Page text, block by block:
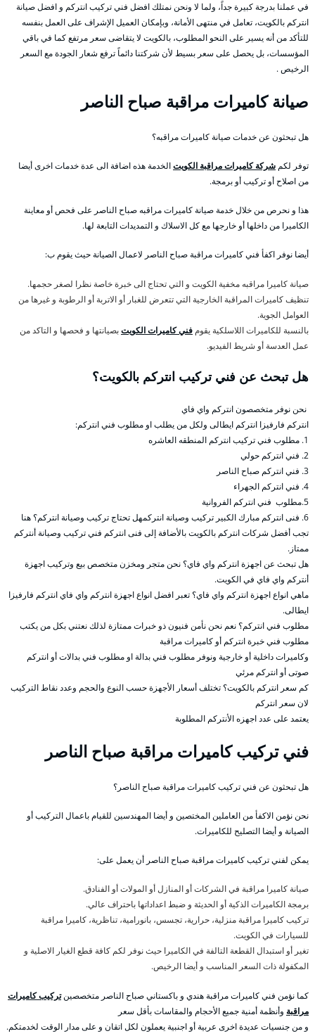
في عملنا بدرجة كبيرة جداً، ولما لا ونحن نمتلك افضل فني تركيب انتركم و افضل صيانة
انتركم بالكويت، تعامل في منتهى الأمانة، وبإمكان العميل الإشراف على العمل بنفسه
للتأكد من أنه يسير على النحو المطلوب، بالكويت لا يتقاضى سعر مرتفع كما في باقي
المؤسسات، بل يحصل على سعر بسيط لأن شركتنا دائماً ترفع شعار الجودة مع السعر
الرخيص .
صيانة كاميرات مراقبة صباح الناصر
هل تبحثون عن خدمات صيانة كاميرات مراقبه؟
توفر لكم شركة كاميرات مراقبة الكويتالخدمة هذه اضافة الى عدة خدمات اخرى أيضا
من اصلاح أو تركيب أو برمجة.
هذا و نحرص من خلال خدمة صيانة كاميرات مراقبه صباح الناصر على فحص أو معاينة
الكاميرا من داخلها أو خارجها مع كل الاسلاك و التمديدات التابعة لها.
أيضا نوفر اكفأ فني كاميرات مراقبة صباح الناصر لاعمال الصيانة حيث يقوم ب:
صيانة كاميرا مراقبه مخفية الكويت و التي تحتاج الى خبرة خاصة نظرا لصغر حجمها.
تنظيف كاميرات المراقبة الخارجية التي تتعرض للغبار أو الاتربة أو الرطوبة و غيرها من
العوامل الجوية.
بالنسبة للكاميرات اللاسلكية يقوم فني كاميرات الكويتبصيانتها و فحصها و التاكد من
عمل العدسة أو شريط الفيديو.
هل تبحث عن فني تركيب انتركم بالكويت؟
نحن نوفر متخصصون انتركم واي فاي
انتركم فارفيزا انتركم ايطالى ولكل من يطلب او مطلوب فني انتركم:
1. مطلوب فني تركيب انتركم المنطقه العاشره
2. فني انتركم حولي
3. فني انتركم صباح الناصر
4. فني انتركم الجهراء
5.مطلوب فني انتركم الفروانية
6. فنى انتركم مبارك الكبير تركيب وصيانة انتركمهل تحتاج تركيب وصيانة انتركم؟ هنا
تجب أفضل شركات انتركم بالكويت بالأضافة إلى فنى انتركم فني تركيب وصيانة أنتركم
ممتاز.
هل تبحث عن اجهزة انتركم واي فاي؟ نحن متجر ومخزن متخصص بيع وتركيب اجهزة
أنتركم واي فاي في الكويت.
ماهي انواع اجهزة انتركم واي فاي؟ تعبر افضل انواع اجهزة انتركم واي فاي انتركم فارفيزا
ايطالى.
مطلوب فني انتركم؟ نعم نحن نأمن فنيون ذو خبرات ممتازة لذلك نعتني بكل من يكتب
مطلوب فني خبرة انتركم أو كاميرات مراقبة
وكاميرات داخلية أو خارجية ونوفر مطلوب فني بدالة او مطلوب فني بدالات أو انتركم
صوتى أو انتركم مرئي
كم سعر انتركم بالكويت؟ تختلف أسعار الأجهزة حسب النوع والحجم وعدد نقاط التركيب
لان سعر انتركم
يعتمد على عدد اجهزه الأنتركم المطلوبة
فني تركيب كاميرات مراقبة صباح الناصر
هل تبحثون عن فني تركيب كاميرات مراقبة صباح الناصر؟
نحن نؤمن الاكفأ من العاملين المختصين و أيضا المهندسين للقيام باعمال التركيب أو
الصيانة و أيضا التصليح للكاميرات.
يمكن لفني تركيب كاميرات مراقبة صباح الناصر أن يعمل على:
صيانة كاميرا مراقبة في الشركات أو المنازل أو المولات أو الفنادق.
برمجة الكاميرات الذكية أو الحديثة و ضبط اعداداتها باحتراف عالي.
تركيب كاميرا مراقبة منزلية، حرارية، تجسس، بانورامية، تناظرية، كاميرا مراقبة
للسيارات في الكويت.
تغير أو استبدال القطعة التالفة في الكاميرا حيث نوفر لكم كافة قطع الغيار الاصلية و
المكفولة ذات السعر المناسب و أيضا الرخيص.
كما نؤمن فني كاميرات مراقبة هندي و باكستاني صباح الناصر متخصصينتركيب كاميرات
مراقبة وأنظمة أمنية جميع الأحجام والمقاسات بأقل سعر
و من جنسيات عديدة اخرى عربية أو اجنبية يعملون لكل اتقان و على مدار الوقت لخدمتكم.